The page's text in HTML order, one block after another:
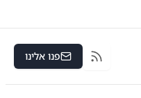
RSS פנו אלינו